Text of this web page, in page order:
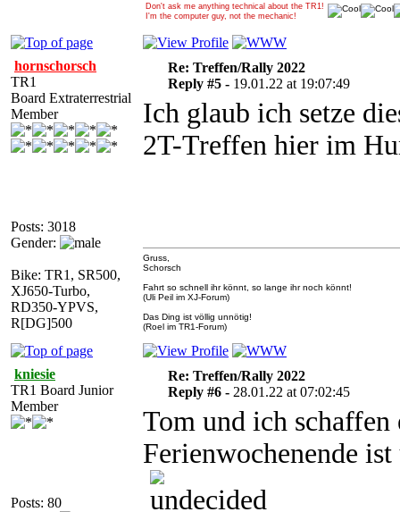
Don't ask me anything technical about the TR1!
I'm the computer guy, not the mechanic!
hornschorsch
TR1
Board Extraterrestrial
Member
Posts: 3018
Gender:
Bike: TR1, SR500,
XJ650-Turbo,
RD350-YPVS,
R[DG]500
Re: Treffen/Rally 2022
Reply #5 - 19.01.22 at 19:07:49
Ich glaub ich setze
2T-Treffen hier im
Gruss,
Schorsch
Fahrt so schnell ihr könnt, so lange ihr noch könnt!
(Uli Peil im XJ-Forum)
Das Ding ist völlig unnötig!
(Roel im TR1-Forum)
kniesie
TR1 Board Junior
Member
Posts: 80
Re: Treffen/Rally 2022
Reply #6 - 28.01.22 at 07:02:45
Tom und ich schaffen
Ferienwochenende